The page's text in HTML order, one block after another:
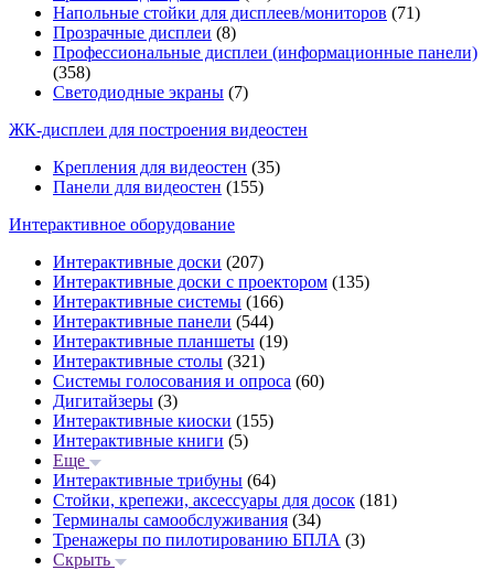
Напольные стойки для дисплеев/мониторов (71)
Прозрачные дисплеи (8)
Профессиональные дисплеи (информационные панели)
(358)
Светодиодные экраны (7)
ЖК-дисплеи для построения видеостен
Крепления для видеостен (35)
Панели для видеостен (155)
Интерактивное оборудование
Интерактивные доски (207)
Интерактивные доски с проектором (135)
Интерактивные системы (166)
Интерактивные панели (544)
Интерактивные планшеты (19)
Интерактивные столы (321)
Системы голосования и опроса (60)
Дигитайзеры (3)
Интерактивные киоски (155)
Интерактивные книги (5)
Еще
Интерактивные трибуны (64)
Стойки, крепежи, аксессуары для досок (181)
Терминалы самообслуживания (34)
Тренажеры по пилотированию БПЛА (3)
Скрыть